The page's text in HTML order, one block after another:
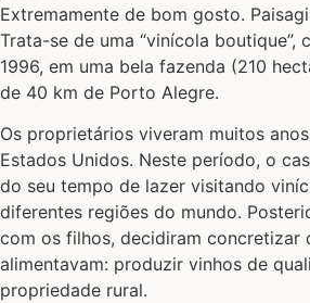
Extremamente de bom gosto.
Trata-se de uma “vinícola boutique”,
1996, em uma bela fazenda (210
de 40 km de Porto Alegre.
Os proprietários viveram muitos
Estados Unidos. Neste período, o
do seu tempo de lazer visitando
diferentes regiões do mundo.
com os filhos, decidiram concretizar
alimentavam: produzir vinhos de
propriedade rural.